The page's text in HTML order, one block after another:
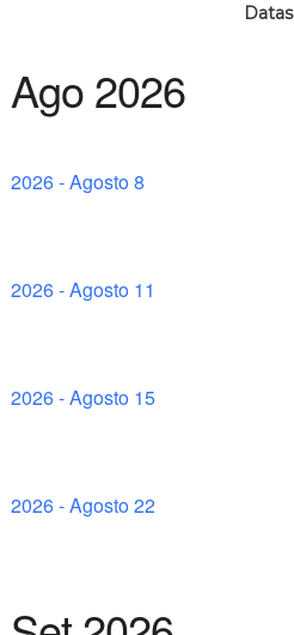
Datas
Ago 2026
2026 - Agosto 8
2026 - Agosto 11
2026 - Agosto 15
2026 - Agosto 22